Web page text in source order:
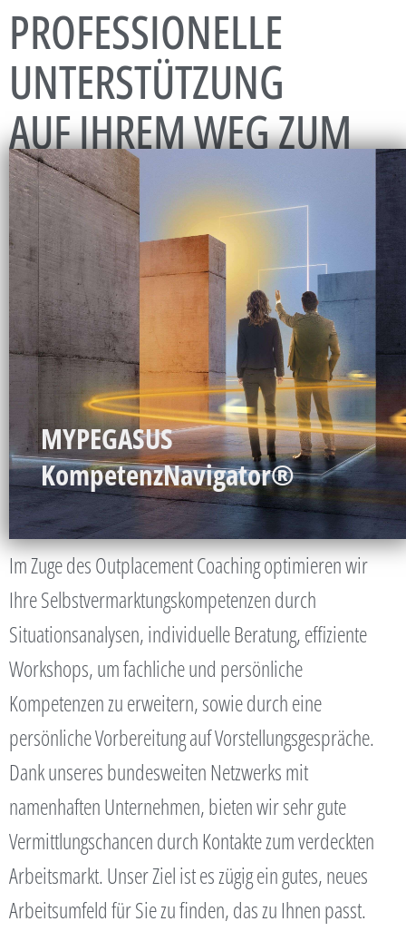
PROFESSIONELLE
UNTERSTÜTZUNG
AUF IHREM WEG ZUM
PERFEKTEN JOB
Im Zuge des Outplacement Coaching optimieren wir
Ihre Selbstvermarktungskompetenzen durch
Situationsanalysen, individuelle Beratung, effiziente
Workshops, um fachliche und persönliche
Kompetenzen zu erweitern, sowie durch eine
persönliche Vorbereitung auf Vorstellungsgespräche.
Dank unseres bundesweiten Netzwerks mit
namenhaften Unternehmen, bieten wir sehr gute
Vermittlungschancen durch Kontakte zum verdeckten
Arbeitsmarkt. Unser Ziel ist es zügig ein gutes, neues
Arbeitsumfeld für Sie zu finden, das zu Ihnen passt.
MYPEGASUS
KompetenzNavigator®
MYPEGASUS
KompetenzNavigator®
Ein Meilenstein in der Personalberatung
mehr Info